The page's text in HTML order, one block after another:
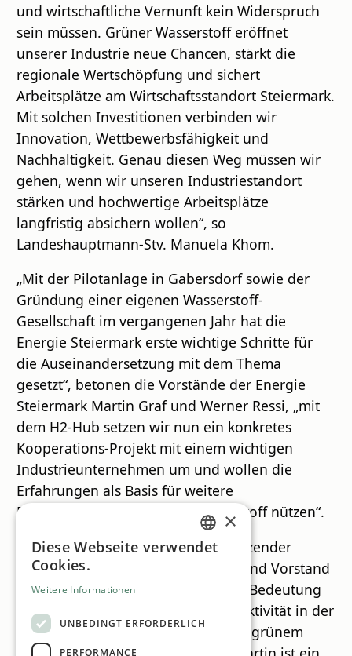
und wirtschaftliche Vernunft kein Widerspruch
sein müssen. Grüner Wasserstoff eröffnet
unserer Industrie neue Chancen, stärkt die
regionale Wertschöpfung und sichert
Arbeitsplätze am Wirtschaftsstandort Steiermark.
Mit solchen Investitionen verbinden wir
Innovation, Wettbewerbsfähigkeit und
Nachhaltigkeit. Genau diesen Weg müssen wir
gehen, wenn wir unseren Industriestandort
stärken und hochwertige Arbeitsplätze
langfristig absichern wollen“, so
Landeshauptmann-Stv. Manuela Khom.
„Mit der Pilotanlage in Gabersdorf sowie der
Gründung einer eigenen Wasserstoff-
Gesellschaft im vergangenen Jahr hat die
Energie Steiermark erste wichtige Schritte für
die Auseinandersetzung mit dem Thema
gesetzt“, betonen die Vorstände der Energie
Steiermark Martin Graf und Werner Ressi, „mit
dem H2-Hub setzen wir nun ein konkretes
Kooperations-Projekt mit einem wichtigen
Industrieunternehmen um und wollen die
Erfahrungen als Basis für weitere
Partnerschaften in Sachen Wasserstoff nützen“.
David Goulbourne (Vorstandsvorsitzender
Wolfram Bergbau und Hütten AG) und Vorstand
Andreas Raffelsberger betonen die Bedeutung
des Projektes für die Standort-Attraktivität in der
Steiermark: „Die Sicherstellung von grünem
GERMAN
×
Diese Webseite verwendet
Cookies.
Weitere Informationen
UNBEDINGT ERFORDERLICH
PERFORMANCE